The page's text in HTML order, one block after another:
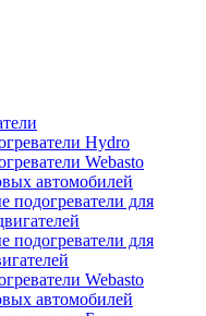
Hydro
Webasto
автомобилей
подогреватели для
подогреватели для
Webasto
автомобилей